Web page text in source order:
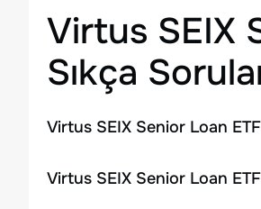
Virtus SEIX
Sıkça
Virtus SEIX Senior Loan
Virtus SEIX Senior Loan